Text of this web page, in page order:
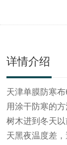
详情介绍
天津单膜 防寒布
用涂干防寒的
树木进到冬天
天黑夜温度差